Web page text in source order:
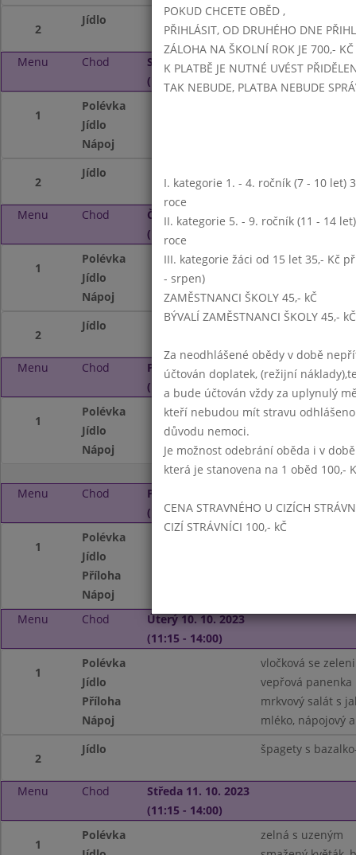
2
Jídlo kuřecí čtvrtky
Menu Chod
Středa 4. 10. 2023
(11:15 - 14:00)
1
Polévka
Jídlo
Nápoj
2
Jídlo
Menu Chod
Čtvrtek 5. 10. 2023
(11:15 - 14:00)
1
Polévka
porková -
Jídlo
Nápoj
mléko, nápojový
2
Jídlo smažené
Menu Chod
Pátek 6. 10. 2023
(11:15 - 14:00)
1
Polévka
drožďová se
Jídlo
Nápoj
nápojový automat
Menu Chod
Pondělí 9. 10. 2023
(11:15 - 14:00)
1
Polévka
špenátová s
Jídlo
Příloha
Nápoj
Menu
Chod
Úterý 10. 10. 2023
(11:15 - 14:00)
1
Polévka
vločková se
Jídlo
vepřová
Příloha
mrkvový salát s
Nápoj
mléko, nápojový
2
Jídlo špagety s
Menu Chod
Středa 11. 10. 2023
(11:15 - 14:00)
1
Polévka
zelná s uzeným
POKUD CHCETE OBĚD ,
PŘIHLÁSIT, OD DRUHÉHO DNE
ZÁLOHA NA ŠKOLNÍ ROK JE 700,- KČ
K PLATBĚ JE NUTNÉ UVÉST
TAK NEBUDE, PLATBA NEBUDE
I. kategorie 1. - 4. ročník (7 - 10
roce
II. kategorie 5. - 9. ročník (11 - 14
roce
III. kategorie žáci od 15 let 35,- Kč
- srpen)
ZAMĚSTNANCI ŠKOLY 45,- kČ
BÝVALÍ ZAMĚSTNANCI ŠKOLY 45,- kČ
Za neodhlášené obědy v době
účtován doplatek, (režijní
a bude účtován vždy za uplynulý
kteří nebudou mít stravu
důvodu nemoci.
Je možnost odebrání oběda i v
která je stanovena na 1 oběd 100,-
CENA STRAVNÉHO U CIZÍCH
CIZÍ STRÁVNÍCI 100,- kČ